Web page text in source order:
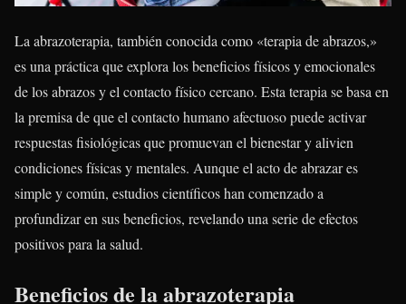
La abrazoterapia, también conocida como «terapia de abrazos,»
es una práctica que explora los beneficios físicos y emocionales
de los abrazos y el contacto físico cercano. Esta terapia se basa en
la premisa de que el contacto humano afectuoso puede activar
respuestas fisiológicas que promuevan el bienestar y alivien
condiciones físicas y mentales. Aunque el acto de abrazar es
simple y común, estudios científicos han comenzado a
profundizar en sus beneficios, revelando una serie de efectos
positivos para la salud.
Beneficios de la abrazoterapia